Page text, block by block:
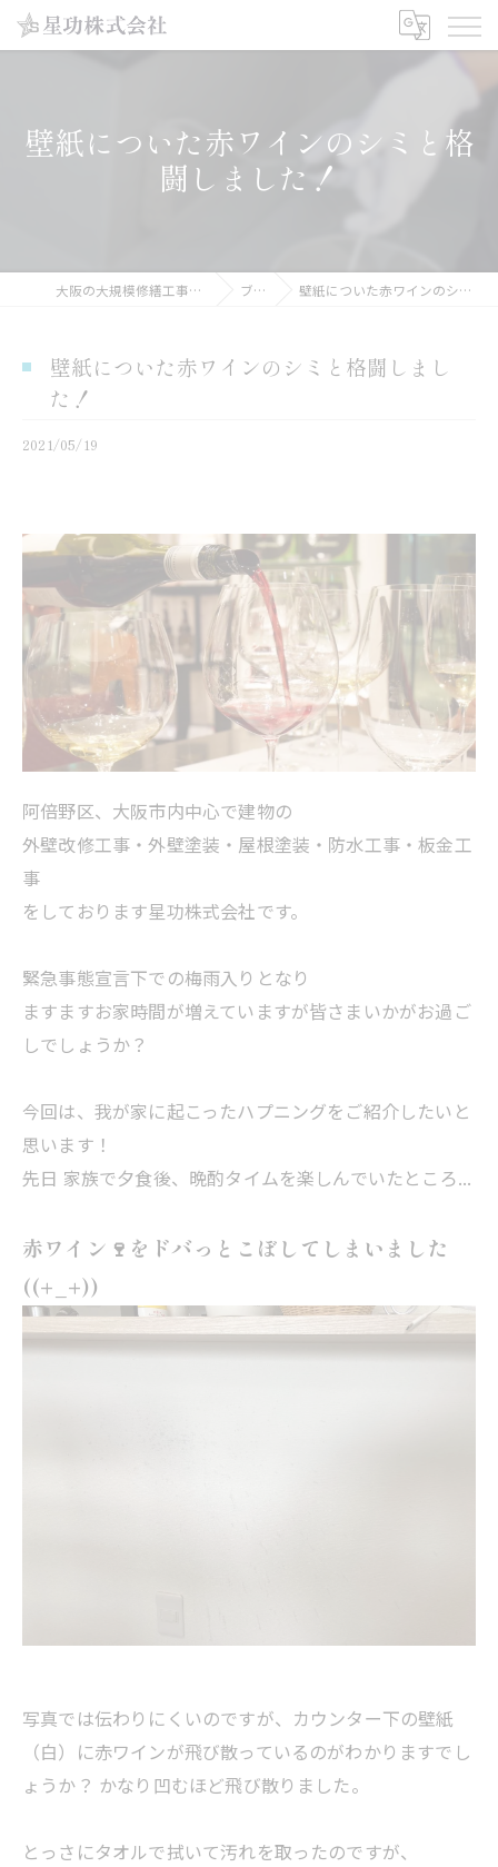
壁紙についた赤ワインのシミと格
闘しました！
大阪の大規模修繕工事なら星功株式会社 ブログ 壁紙についた赤ワインのシミと格闘しました！
壁紙についた赤ワインのシミと格闘しまし
た！
2021/05/19
阿倍野区、大阪市内中心で建物の
外壁改修工事・外壁塗装・屋根塗装・防水工事・板金工
事
をしております星功株式会社です。
緊急事態宣言下での梅雨入りとなり
ますますお家時間が増えていますが皆さまいかがお過ご
しでしょうか？
今回は、我が家に起こったハプニングをご紹介したいと
思います！
先日 家族で夕食後、晩酌タイムを楽しんでいたところ...
赤ワイン🍷をドバっとこぼしてしまいました
((+_+))
写真では伝わりにくいのですが、カウンター下の壁紙
（白）に赤ワインが飛び散っているのがわかりますでし
ょうか？ かなり凹むほど飛び散りました。
とっさにタオルで拭いて汚れを取ったのですが、